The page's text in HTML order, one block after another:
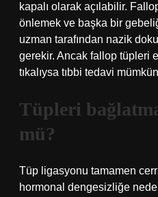
kapalı olarak açılabilir.
önlemek ve başka bir
uzman tarafından nazik
gerekir. Ancak fallop tüpleri
tıkalıysa tıbbi tedavi
Tüpleri
mü?
Tüp ligasyonu tamamen
hormonal dengesizliğe